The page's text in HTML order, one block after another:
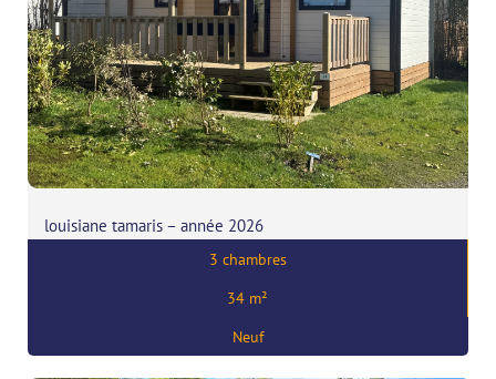
louisiane tamaris – année 2026
3 chambres
34 m²
Neuf